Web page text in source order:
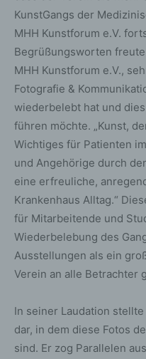
KunstGangs der
MHH Kunstforum e.V.
Begrüßungsworten
MHH Kunstforum e.V.,
Fotografie &
wiederbelebt hat und
führen möchte. „Kunst,
Wichtiges für Patienten
und Angehörige durch
eine erfreuliche,
Krankenhaus Alltag.“
für Mitarbeitende und
Wiederbelebung des
Ausstellungen als ein
Verein an alle Betrachter
In seiner Laudation
dar, in dem diese Fotos
sind. Er zog Parallelen